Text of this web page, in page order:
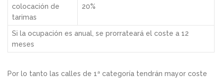
colocación de
tarimas
20%
Si la ocupación es anual, se prorrateará el coste a 12
meses
Por lo tanto las calles de 1ª categoría tendrán mayor coste